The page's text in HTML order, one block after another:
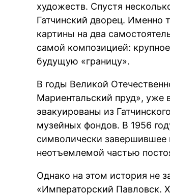
художеств. Спустя
Гатчинский дворец. Именно
картины на два
самой композицией:
будущую «границу».
В годы Великой
Мариентальский пруд», уже
эвакуированы из
музейных фондов. В 1956
символически завершившее
неотъемлемой частью
Однако на этом история не
«Императорский Павловск.